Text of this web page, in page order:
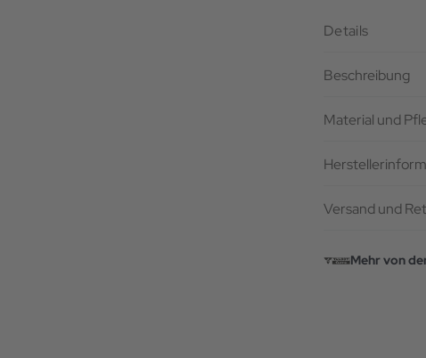
Details
Beschreibung
Material und
Versand und
Mehr von